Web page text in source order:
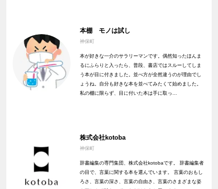
本棚 モノは試し
神保町
本が好きな一介のサラリーマンです。偶然知ったほんま
るにふらりと入ったら、普段、書店ではスルーしてしま
う本が目に付きました。並べ方が全然違うのが理由でし
ょうね。自分も好きな本を並べてみたくて始めました。
私の棚に限らず、目に付いた本は手に取っ…
株式会社kotoba
神保町
辞書編集の専門集団、株式会社kotobaです。 辞書編集者
の目で、言葉に関する本を選んでいます。 言葉のおもし
ろさ、言葉の深さ、言葉の自由さ、言葉のさまざまな姿